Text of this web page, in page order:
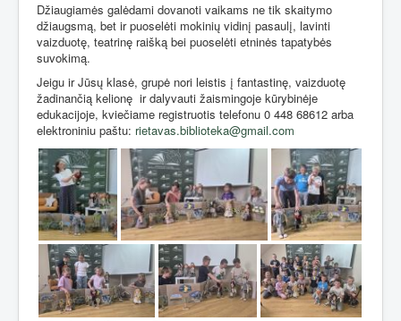
Džiaugiamės galėdami dovanoti vaikams ne tik skaitymo
džiaugsmą, bet ir puoselėti mokinių vidinį pasaulį, lavinti
vaizduotę, teatrinę raišką bei puoselėti etninės tapatybės
suvokimą.
Jeigu ir Jūsų klasė, grupė nori leistis į fantastinę, vaizduotę
žadinančią kelionę ir dalyvauti žaismingoje kūrybinėje
edukacijoje, kviečiame registruotis telefonu 0 448 68612 arba
elektroniniu paštu: rietavas.biblioteka@gmail.com